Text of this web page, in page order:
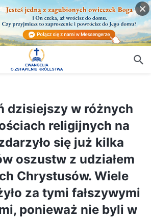
dzisiejszy w różnych
religijnych na
się już kilka
oszustw z udziałem
Chrystusów. Wiele
za tymi fałszywymi
ponieważ nie byli w